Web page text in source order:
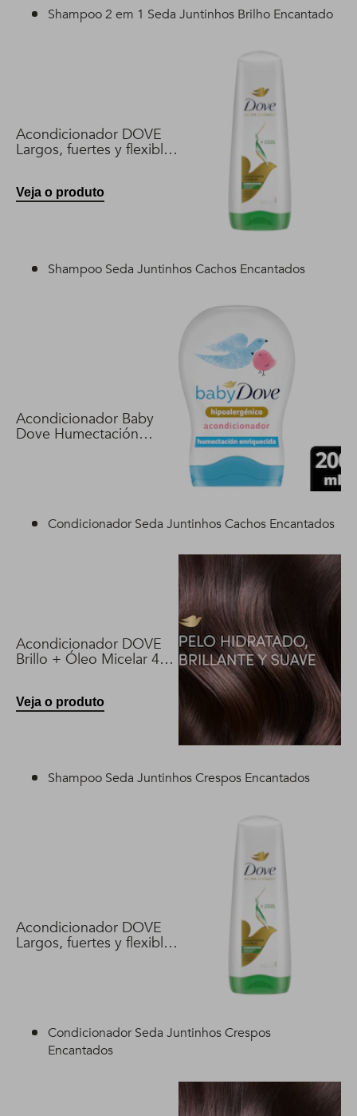
Shampoo 2 em 1 Seda Juntinhos Brilho Encantado
Acondicionador DOVE
Largos, fuertes y flexibles
Veja o produto
Shampoo Seda Juntinhos Cachos Encantados
Acondicionador Baby
Dove Humectación
Condicionador Seda Juntinhos Cachos Encantados
Acondicionador DOVE
Brillo + Óleo Micelar 400
Veja o produto
Shampoo Seda Juntinhos Crespos Encantados
Acondicionador DOVE
Largos, fuertes y flexibles
Condicionador Seda Juntinhos Crespos
Encantados